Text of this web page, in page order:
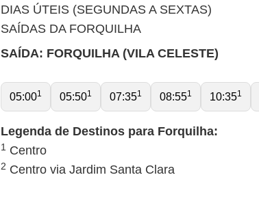
DIAS ÚTEIS (SEGUNDAS A SEXTAS)
SAÍDAS DA FORQUILHA
SAÍDA: FORQUILHA (VILA CELESTE)
05:001 05:501 07:351 08:551 10:351
Legenda de Destinos para Forquilha:
1 Centro
2 Centro via Jardim Santa Clara